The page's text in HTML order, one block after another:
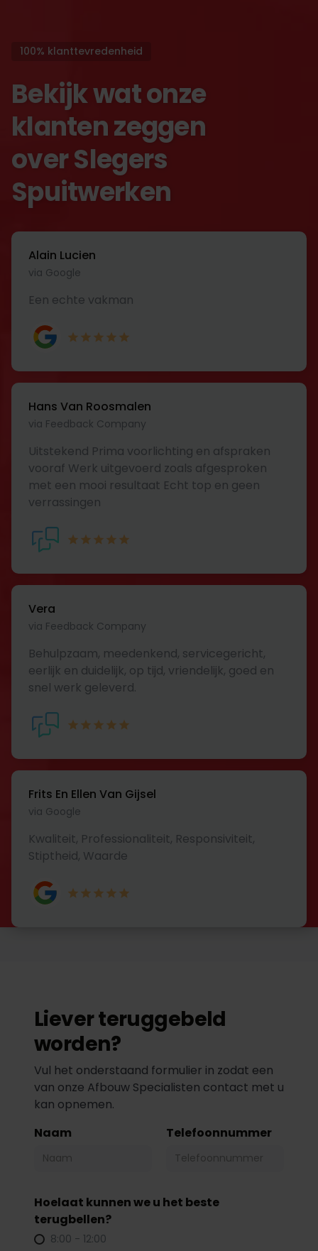
100% klanttevredenheid
Bekijk wat onze
klanten zeggen
over Slegers
Spuitwerken
Alain Lucien
via Google
Een echte vakman
Hans Van Roosmalen
via Feedback Company
Uitstekend Prima voorlichting en afspraken
vooraf Werk uitgevoerd zoals afgesproken
met een mooi resultaat Echt top en geen
verrassingen
Vera
via Feedback Company
Behulpzaam, meedenkend, servicegericht,
eerlijk en duidelijk, op tijd, vriendelijk, goed en
snel werk geleverd.
Frits En Ellen Van Gijsel
via Google
Kwaliteit, Professionaliteit, Responsiviteit,
Stiptheid, Waarde
Liever teruggebeld
worden?
Vul het onderstaand formulier in zodat een
van onze Afbouw Specialisten contact met u
kan opnemen.
Naam
Telefoonnummer
Hoelaat kunnen we u het beste
terugbellen?
8:00 - 12:00